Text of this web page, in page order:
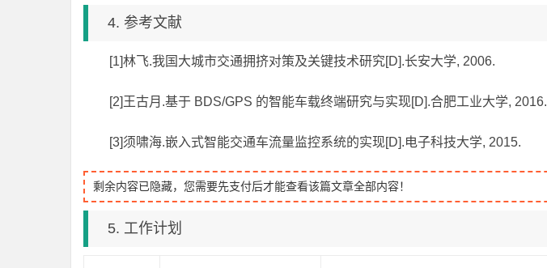
4. 参考文献
[1]林飞.我国大城市交通拥挤对策及关键技术研究[D].长安大学, 2006.
[2]王古月.基于 BDS/GPS 的智能车载终端研究与实现[D].合肥工业大学, 2016.
[3]须啸海.嵌入式智能交通车流量监控系统的实现[D].电子科技大学, 2015.
剩余内容已隐藏，您需要先支付后才能查看该篇文章全部内容！
5. 工作计划